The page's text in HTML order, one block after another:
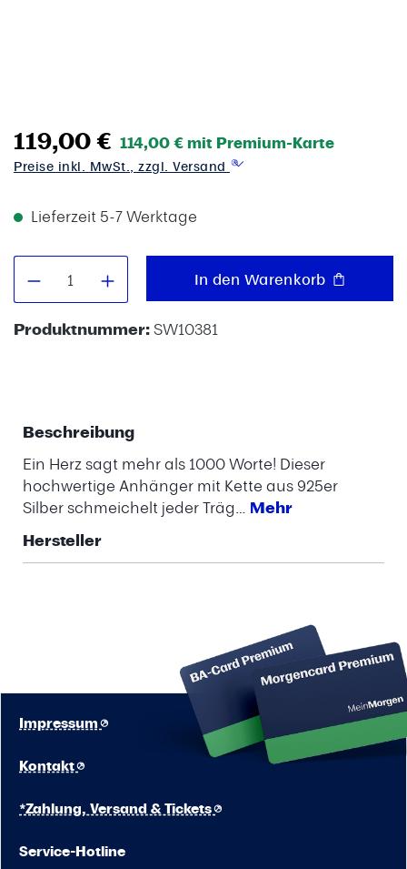
119,00 € 114,00 € mit Premium-Karte
Preise inkl. MwSt., zzgl. Versand
Lieferzeit 5-7 Werktage
Produkt Anzahl: Gib denIn den Warenkorb
Produktnummer:SW10381
Beschreibung
Ein Herz sagt mehr als 1000 Worte! Dieser
hochwertige Anhänger mit Kette aus 925er
Silber schmeichelt jeder Träg… Mehr
Hersteller
Service-Hotline
Kontakt
Impressum
*Zahlung, Versand & Tickets